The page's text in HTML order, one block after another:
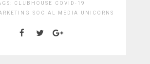
CLUBHOUSE
COVID-19
SOCIAL MEDIA UNICORNS